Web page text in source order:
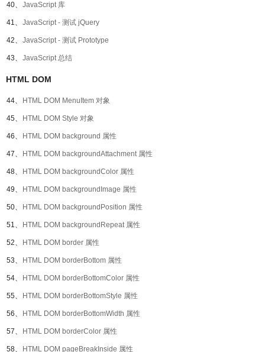
40、 JavaScript 库
41、 JavaScript - 测试 jQuery
42、 JavaScript - 测试 Prototype
43、 JavaScript 总结
HTML DOM
44、 HTML DOM MenuItem 对象
45、 HTML DOM Style 对象
46、 HTML DOM background 属性
47、 HTML DOM backgroundAttachment 属性
48、 HTML DOM backgroundColor 属性
49、 HTML DOM backgroundImage 属性
50、 HTML DOM backgroundPosition 属性
51、 HTML DOM backgroundRepeat 属性
52、 HTML DOM border 属性
53、 HTML DOM borderBottom 属性
54、 HTML DOM borderBottomColor 属性
55、 HTML DOM borderBottomStyle 属性
56、 HTML DOM borderBottomWidth 属性
57、 HTML DOM borderColor 属性
58、 HTML DOM pageBreakInside 属性